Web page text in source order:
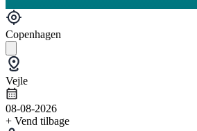
Copenhagen
Vejle
08-08-2026
+ Vend tilbage